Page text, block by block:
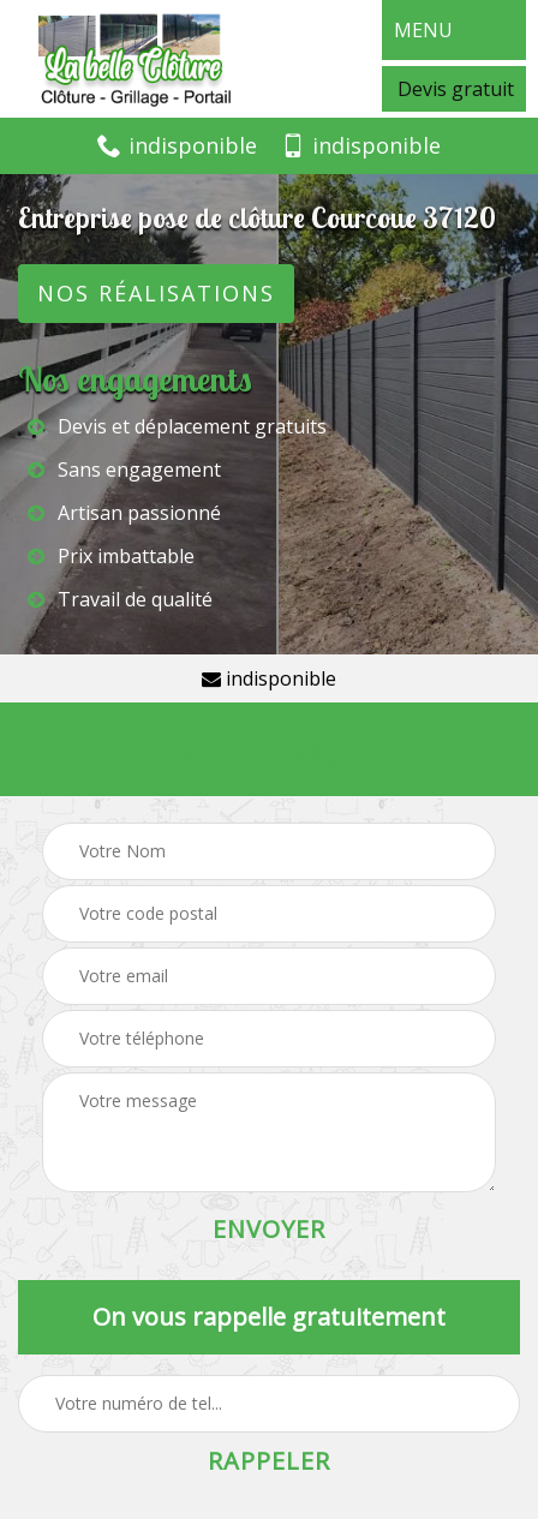
MENU
Devis gratuit
indisponible indisponible
Entreprise pose de clôture Courcoue 37120
NOS RÉALISATIONS
Nos engagements
Devis et déplacement gratuits
Sans engagement
Artisan passionné
Prix imbattable
Travail de qualité
indisponible
On vous rappelle gratuitement